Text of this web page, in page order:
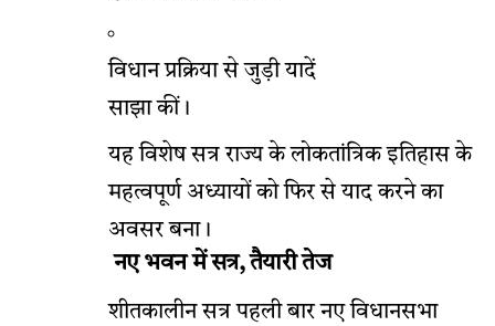
विधान प्रक्रिया से जुड़ी यादें
साझा कीं।
यह विशेष सत्र राज्य के लोकतांत्रिक इतिहास के
महत्वपूर्ण अध्यायों को फिर से याद करने का
अवसर बना।
नए भवन में सत्र, तैयारी तेज
शीतकालीन सत्र पहली बार नए विधानसभा